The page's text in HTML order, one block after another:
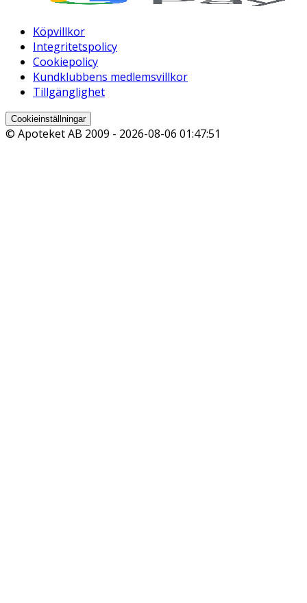
Köpvillkor
Integritetspolicy
Cookiepolicy
Kundklubbens medlemsvillkor
Tillgänglighet
Cookieinställningar
© Apoteket AB 2009 - 2026-08-06 01:47:51